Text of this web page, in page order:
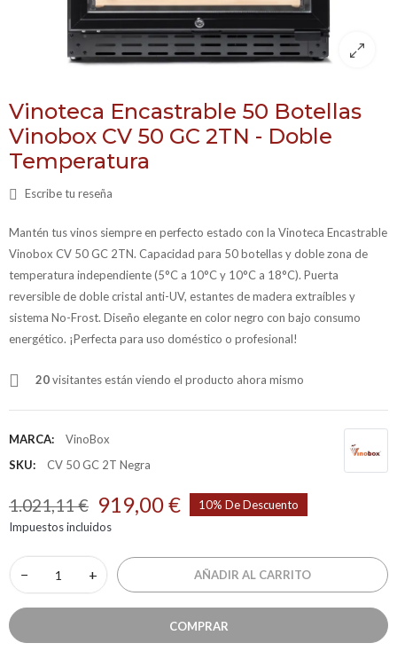
Vinoteca Encastrable 50 Botellas
Vinobox CV 50 GC 2TN - Doble
Temperatura
Escribe tu reseña
Mantén tus vinos siempre en perfecto estado con la Vinoteca Encastrable
Vinobox CV 50 GC 2TN. Capacidad para 50 botellas y doble zona de
temperatura independiente (5°C a 10°C y 10°C a 18°C). Puerta
reversible de doble cristal anti-UV, estantes de madera extraíbles y
sistema No-Frost. Diseño elegante en color negro con bajo consumo
energético. ¡Perfecta para uso doméstico o profesional!
20visitantes están viendo el producto ahora mismo
MARCA:
VinoBox
SKU:
CV 50 GC 2T Negra
1.021,11 € 919,00 €
10% De Descuento
Impuestos incluidos
− + AÑADIR AL CARRITO
COMPRAR